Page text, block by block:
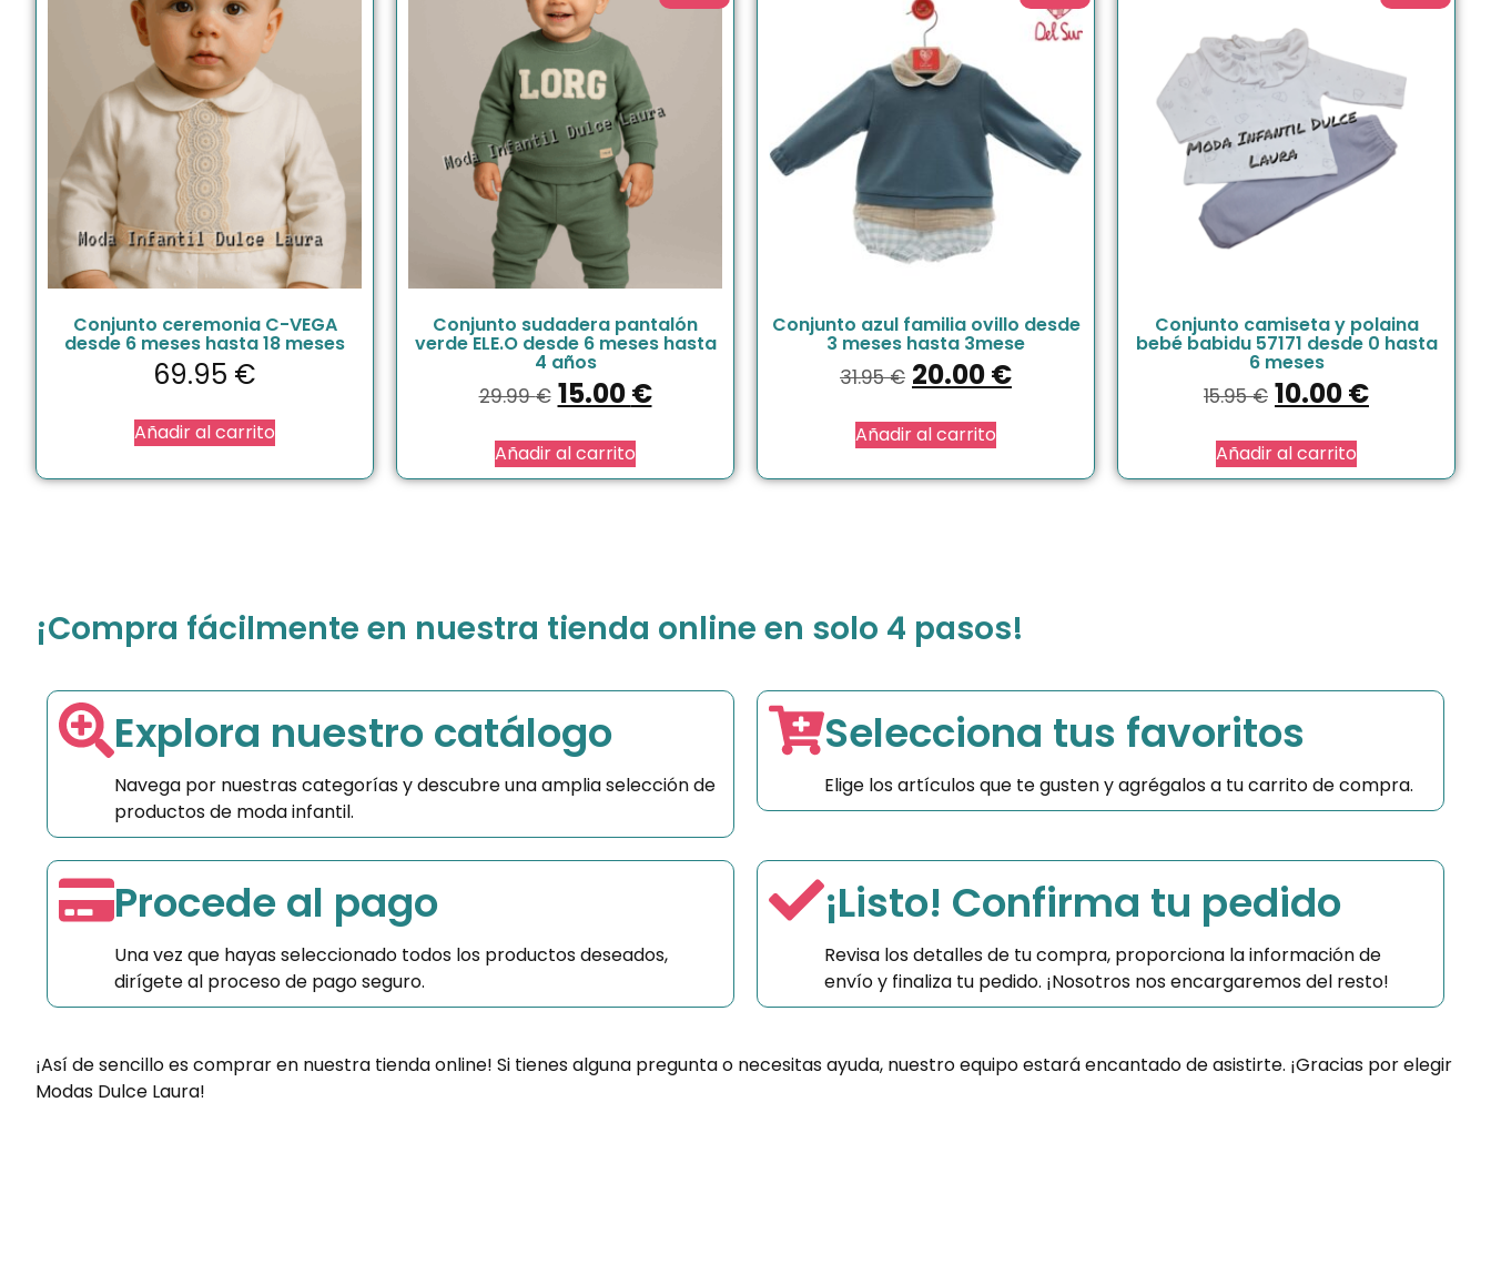
Conjunto ceremonia C-VEGA
desde 6 meses hasta 18 meses
69.95 €
Añadir al carrito
Conjunto sudadera pantalón
verde ELE.O desde 6 meses hasta
4 años
29.99€ 15.00€
Añadir al carrito
Conjunto azul familia ovillo desde
3 meses hasta 3mese
31.95€ 20.00€
Añadir al carrito
Conjunto camiseta y polaina
bebé babidu 57171 desde 0 hasta
6 meses
15.95€ 10.00€
Añadir al carrito
¡Compra fácilmente en nuestra tienda online en solo 4 pasos!
Explora nuestro catálogo
Navega por nuestras categorías y descubre una amplia selección de
productos de moda infantil.
Selecciona tus favoritos
Elige los artículos que te gusten y agrégalos a tu carrito de compra.
Procede al pago
Una vez que hayas seleccionado todos los productos deseados,
dirígete al proceso de pago seguro.
¡Listo! Confirma tu pedido
Revisa los detalles de tu compra, proporciona la información de
envío y finaliza tu pedido. ¡Nosotros nos encargaremos del resto!
¡Así de sencillo es comprar en nuestra tienda online! Si tienes alguna pregunta o necesitas ayuda, nuestro equipo estará encantado de asistirte. ¡Gracias por elegir
Modas Dulce Laura!